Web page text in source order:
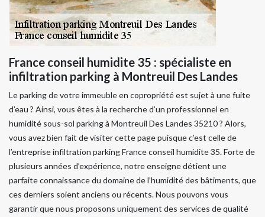
France conseil humidite 35 : spécialiste en
infiltration parking à Montreuil Des Landes
Le parking de votre immeuble en copropriété est sujet à une fuite
d’eau ? Ainsi, vous êtes à la recherche d’un professionnel en
humidité sous-sol parking à Montreuil Des Landes 35210 ? Alors,
vous avez bien fait de visiter cette page puisque c’est celle de
l’entreprise infiltration parking France conseil humidite 35. Forte de
plusieurs années d’expérience, notre enseigne détient une
parfaite connaissance du domaine de l’humidité des bâtiments, que
ces derniers soient anciens ou récents. Nous pouvons vous
garantir que nous proposons uniquement des services de qualité